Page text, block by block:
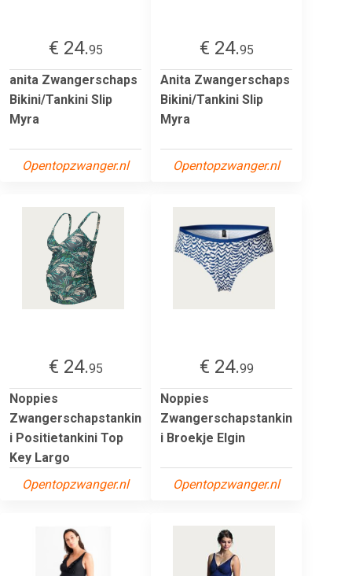
€ 24.95
anita Zwangerschaps
Bikini/Tankini Slip
Myra
Opentopzwanger.nl
€ 24.95
Anita Zwangerschaps
Bikini/Tankini Slip
Myra
Opentopzwanger.nl
€ 24.95
Noppies
Zwangerschapstankin
i Positietankini Top
Key Largo
Opentopzwanger.nl
€ 24.99
Noppies
Zwangerschapstankin
i Broekje Elgin
Opentopzwanger.nl